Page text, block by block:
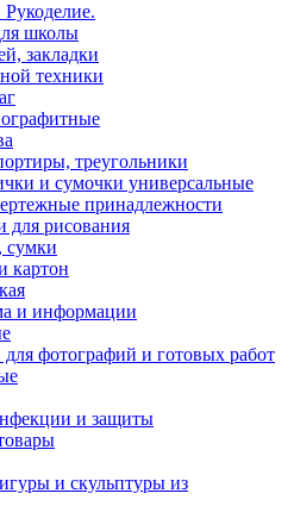
школы
закладки
техники
треугольники
и сумочки универсальные
принадлежности
для рисования
сумки
картон
и информации
фотографий и готовых работ
и защиты
и скульптуры из